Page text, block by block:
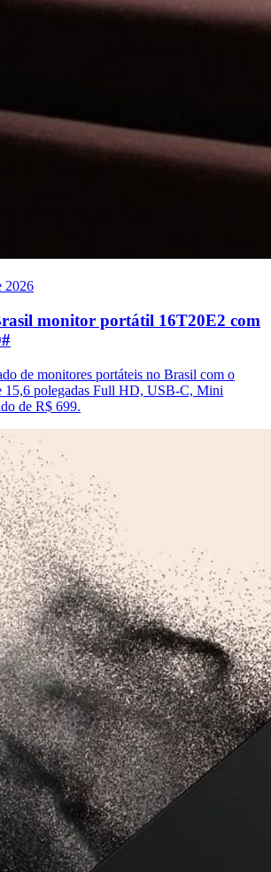
2026
monitor portátil 16T20E2 com
#
de monitores portáteis no Brasil com o
15,6 polegadas Full HD, USB-C, Mini
de R$ 699.